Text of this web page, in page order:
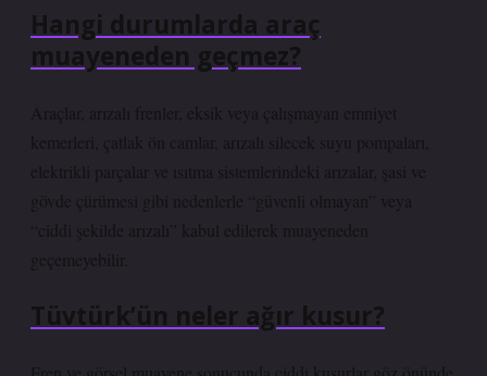
Hangi durumlarda araç
muayeneden geçmez?
Araçlar, arızalı frenler, eksik veya çalışmayan emniyet
kemerleri, çatlak ön camlar, arızalı silecek suyu pompaları,
elektrikli parçalar ve ısıtma sistemlerindeki arızalar, şasi ve
gövde çürümesi gibi nedenlerle “güvenli olmayan” veya
“ciddi şekilde arızalı” kabul edilerek muayeneden
geçemeyebilir.
Tüvtürk’ün neler ağır kusur?